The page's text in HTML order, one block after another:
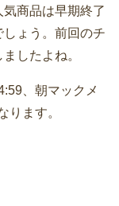
商品は早期終了
ょう。前回のチ
したよね。
、朝マックメ
ります。